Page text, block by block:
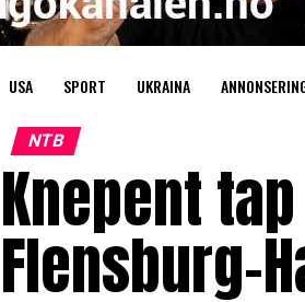
USA SPORT UKRAINA
NTB
Knepent
Flensburg-